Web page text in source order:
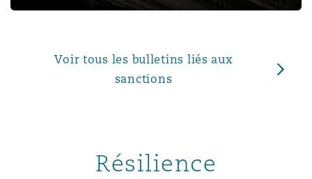
Voir tous les bulletins liés aux
sanctions
Résilience